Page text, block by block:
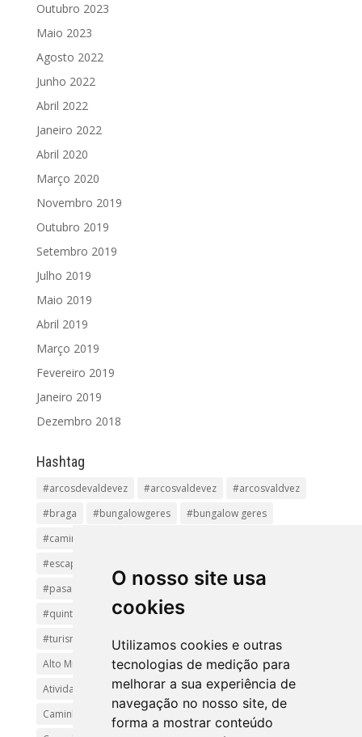
O nosso site usa
cookies
Utilizamos cookies e outras
tecnologias de medição para
melhorar a sua experiência de
navegação no nosso site, de
forma a mostrar conteúdo
Outubro 2023
Maio 2023
Agosto 2022
Junho 2022
Abril 2022
Janeiro 2022
Abril 2020
Março 2020
Novembro 2019
Outubro 2019
Setembro 2019
Julho 2019
Maio 2019
Abril 2019
Março 2019
Fevereiro 2019
Janeiro 2019
Dezembro 2018
Hashtag
#arcosdevaldevez #arcosvaldevez
#arcosvaldvez
#braga
#bungalowgeres
#bungalow geres
#caminhadas
#escapadinha
#pasadiços
#passadiçosdovez
#penedageres
#quintalamosa
#religião
#turismoreligioso
#turismorural
#vianadocastelo
Alto Minho
Arcos de Valdevez.
Arcos Valdevez
Atividades e Passeios
aventura
Caminhadas e Passeio
Caminho de Santiago
Caminho Minhoto Ribeiro